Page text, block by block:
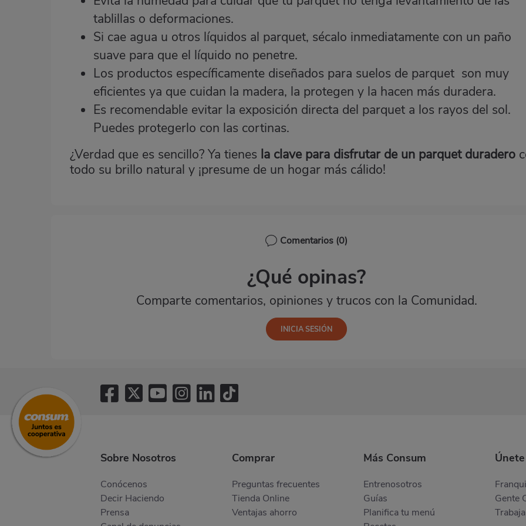
tablillas o deformaciones.
Si cae agua u otros líquidos al parquet, sécalo inmediatamente con un paño
suave para que el líquido no penetre.
Los productos específicamente diseñados para suelos de parquet son muy
eficientes ya que cuidan la madera, la protegen y la hacen más duradera.
Es recomendable evitar la exposición directa del parquet a los rayos del sol.
Puedes protegerlo con las cortinas.
¿Verdad que es sencillo? Ya tienes la clave para disfrutar de un parquet duradero
todo su brillo natural y ¡presume de un hogar más cálido!
Comentarios (0)
¿Qué opinas?
Comparte comentarios, opiniones y trucos con la Comunidad.
Sobre Nosotros
Conócenos
Decir Haciendo
Prensa
Comprar
Preguntas frecuentes
Tienda Online
Ventajas ahorro
Más Consum
Entrenosotros
Guías
Planifica tu menú
Únete
Gente